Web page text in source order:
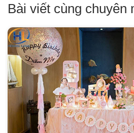
Bài viết cùng chuyên